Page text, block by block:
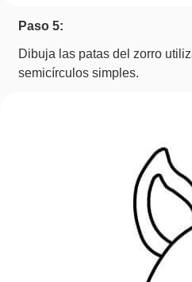
Paso 5:
Dibuja las patas del zorro
semicírculos simples.